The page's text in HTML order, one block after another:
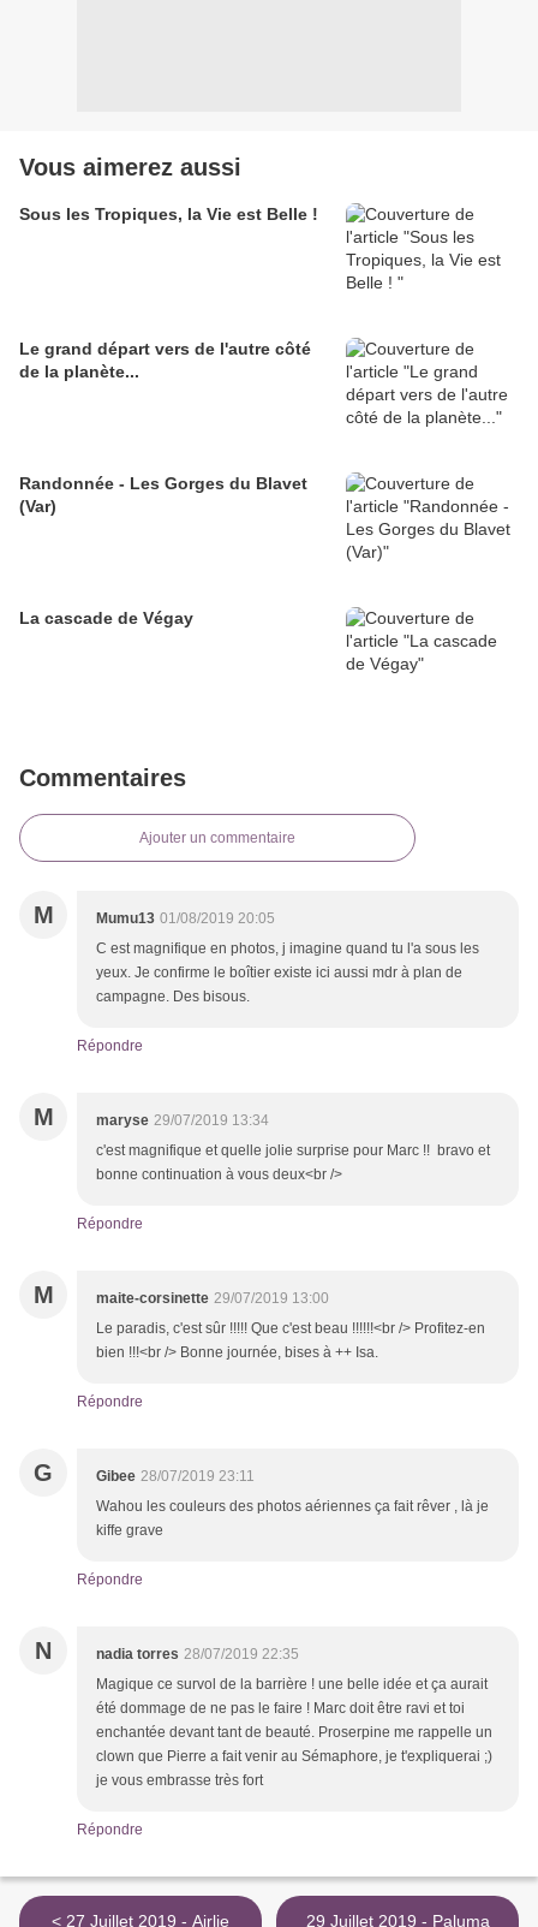
Vous aimerez aussi
Sous les Tropiques, la Vie est Belle !
Le grand départ vers de l'autre côté
de la planète...
Randonnée - Les Gorges du Blavet
(Var)
La cascade de Végay
Commentaires
Ajouter un commentaire
M Mumu13 01/08/2019 20:05
C est magnifique en photos, j imagine quand tu l'a sous les
yeux. Je confirme le boîtier existe ici aussi mdr à plan de
campagne. Des bisous.
Répondre
M maryse 29/07/2019 13:34
c'est magnifique et quelle jolie surprise pour Marc !! bravo et
bonne continuation à vous deux<br />
Répondre
M maite-corsinette 29/07/2019 13:00
Le paradis, c'est sûr !!!!! Que c'est beau !!!!!!<br /> Profitez-en
bien !!!<br /> Bonne journée, bises à ++ Isa.
Répondre
G Gibee 28/07/2019 23:11
Wahou les couleurs des photos aériennes ça fait rêver , là je
kiffe grave
Répondre
N nadia torres 28/07/2019 22:35
Magique ce survol de la barrière ! une belle idée et ça aurait
été dommage de ne pas le faire ! Marc doit être ravi et toi
enchantée devant tant de beauté. Proserpine me rappelle un
clown que Pierre a fait venir au Sémaphore, je t'expliquerai ;)
je vous embrasse très fort
Répondre
< 27 Juillet 2019 - Airlie
29 Juillet 2019 - Paluma